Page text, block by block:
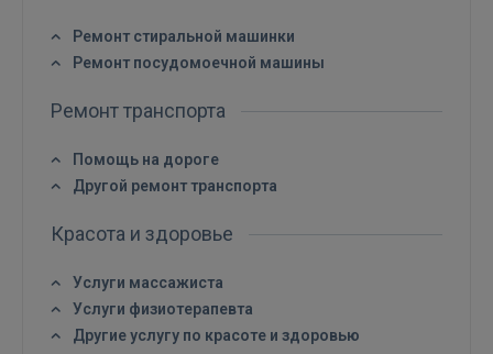
Ремонт стиральной машинки
Ремонт посудомоечной машины
Ремонт транспорта
Помощь на дороге
Другой ремонт транспорта
Красота и здоровье
Услуги массажиста
Услуги физиотерапевта
Другие услугу по красоте и здоровью